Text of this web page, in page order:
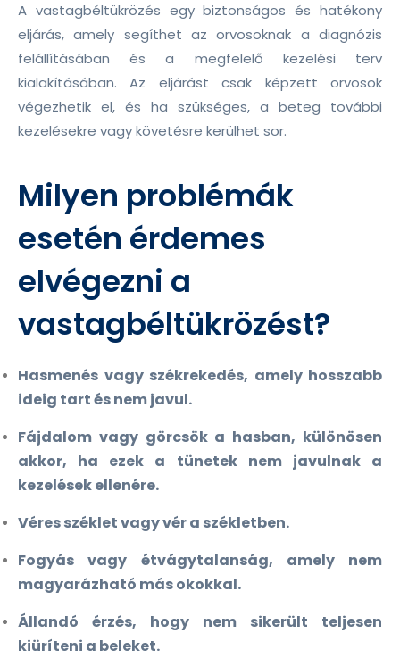
A vastagbéltükrözés egy biztonságos és hatékony
eljárás, amely segíthet az orvosoknak a diagnózis
felállításában és a megfelelő kezelési terv
kialakításában. Az eljárást csak képzett orvosok
végezhetik el, és ha szükséges, a beteg további
kezelésekre vagy követésre kerülhet sor.
Milyen problémák
esetén érdemes
elvégezni a
vastagbéltükrözést?
Hasmenés vagy székrekedés, amely hosszabb
ideig tart és nem javul.
Fájdalom vagy görcsök a hasban, különösen
akkor, ha ezek a tünetek nem javulnak a
kezelések ellenére.
Véres széklet vagy vér a székletben.
Fogyás vagy étvágytalanság, amely nem
magyarázható más okokkal.
Állandó érzés, hogy nem sikerült teljesen
kiüríteni a beleket.